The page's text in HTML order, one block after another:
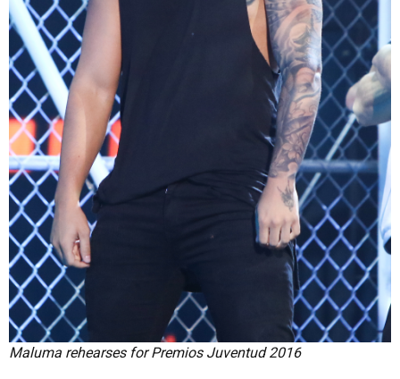
Maluma rehearses for Premios Juventud 2016